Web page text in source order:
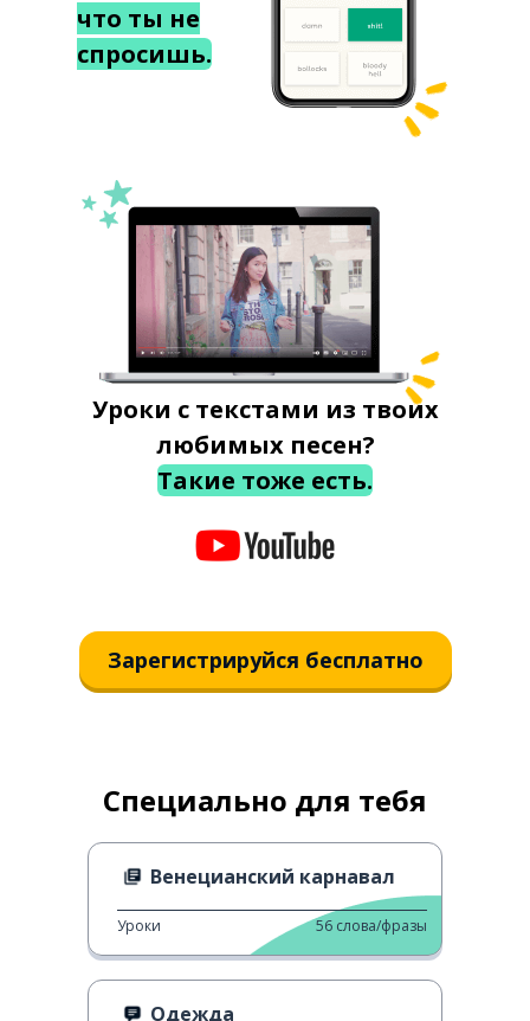
что ты не
спросишь.
Уроки с текстами из твоих
любимых песен?
Такие тоже есть.
Зарегистрируйся бесплатно
Специально для тебя
Венецианский карнавал
Уроки 56 слова/фразы
Одежда